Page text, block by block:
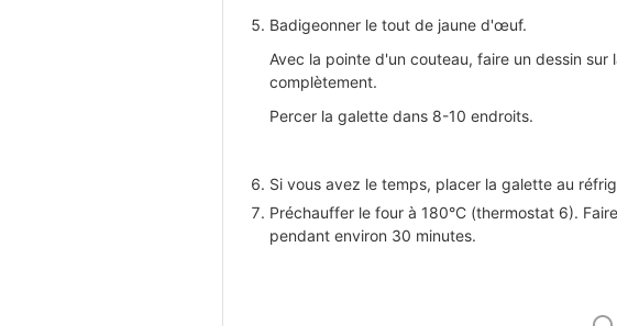
Badigeonner le tout de jaune d'œuf.
Avec la pointe d'un couteau, faire un dessin
complètement.
Percer la galette dans 8-10 endroits.
Si vous avez le temps, placer la galette au
Préchauffer le four à 180°C (thermostat 6).
pendant environ 30 minutes.